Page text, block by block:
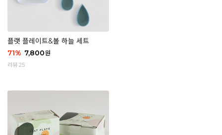
플랫 플레이트&볼 하늘 세트
71% 7,800원
리뷰 25